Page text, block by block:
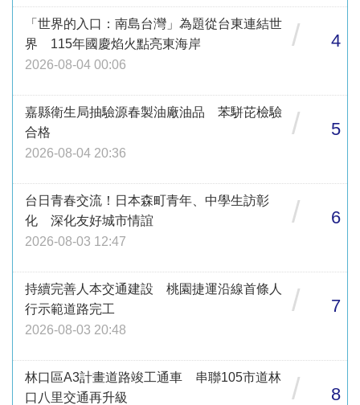
「世界的入口：南島台灣」為題從台東連結世
界 115年國慶焰火點亮東海岸
2026-08-04 00:06
/ 4
嘉縣衛生局抽驗源春製油廠油品 苯駢芘檢驗
合格
2026-08-04 20:36
/ 5
台日青春交流！日本森町青年、中學生訪彰
化 深化友好城市情誼
2026-08-03 12:47
/ 6
持續完善人本交通建設 桃園捷運沿線首條人
行示範道路完工
2026-08-03 20:48
/ 7
林口區A3計畫道路竣工通車 串聯105市道林
口八里交通再升級
/ 8